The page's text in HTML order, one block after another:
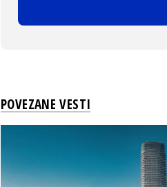
POVEZANE VESTI